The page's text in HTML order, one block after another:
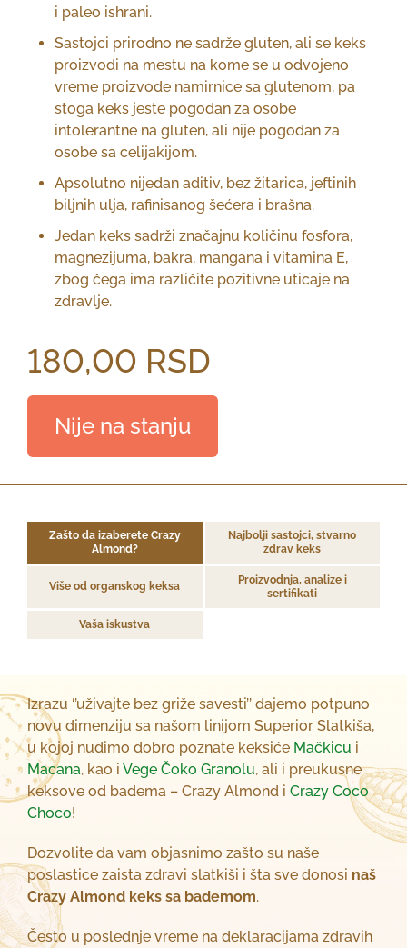
180,00 RSD
i paleo ishrani.
Sastojci prirodno ne sadrže gluten, ali se keks
proizvodi na mestu na kome se u odvojeno
vreme proizvode namirnice sa glutenom, pa
stoga keks jeste pogodan za osobe
intolerantne na gluten, ali nije pogodan za
osobe sa celijakijom.
Apsolutno nijedan aditiv, bez žitarica, jeftinih
biljnih ulja, rafinisanog šećera i brašna.
Jedan keks sadrži značajnu količinu fosfora,
magnezijuma, bakra, mangana i vitamina E,
zbog čega ima različite pozitivne uticaje na
zdravlje.
Nije na stanju
Zašto da izaberete Crazy
Almond?
Najbolji sastojci, stvarno
zdrav keks
Više od organskog keksa
Proizvodnja, analize i
sertifikati
Vaša iskustva
Izrazu ‘’uživajte bez griže savesti’’ dajemo potpuno
novu dimenziju sa našom linijom Superior Slatkiša,
u kojoj nudimo dobro poznate keksiće Mačkicu i
Macana, kao i Vege Čoko Granolu, ali i preukusne
keksove od badema – Crazy Almond i Crazy Coco
Choco!
Dozvolite da vam objasnimo zašto su naše
poslastice zaista zdravi slatkiši i šta sve donosi naš
Crazy Almond keks sa bademom.
Često u poslednje vreme na deklaracijama zdravih